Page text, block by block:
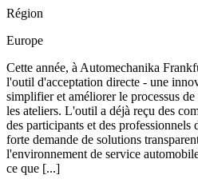
Région
Europe
Cette année, à Automechanika
l'outil d'acceptation directe - une
simplifier et améliorer le processus
les ateliers. L'outil a déjà reçu des
des participants et des
forte demande de solutions
l'environnement de service
ce que [...]